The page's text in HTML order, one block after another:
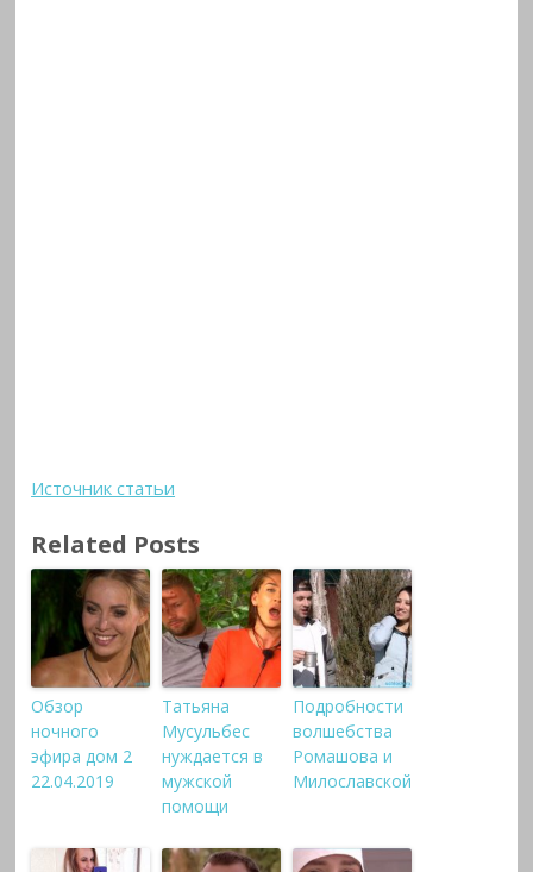
Источник статьи
Related Posts
Обзор
ночного
эфира дом 2
22.04.2019
Татьяна
Мусульбес
нуждается в
мужской
помощи
Подробности
волшебства
Ромашова и
Милославской